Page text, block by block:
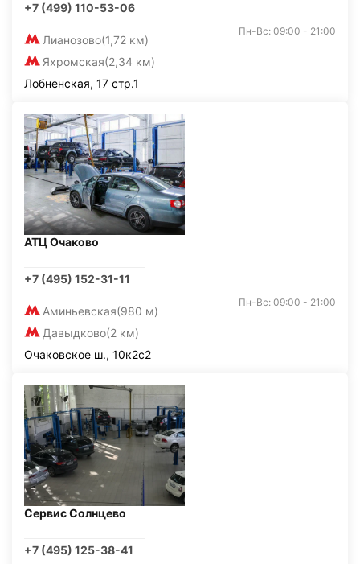
+7 (499) 110-53-06
Лианозово(1,72 км)
Яхромская(2,34 км)
Пн-Вс: 09:00 - 21:00
Лобненская, 17 стр.1
АТЦ Очаково
+7 (495) 152-31-11
Аминьевская(980 м)
Давыдково(2 км)
Пн-Вс: 09:00 - 21:00
Очаковское ш., 10к2с2
Сервис Солнцево
+7 (495) 125-38-41